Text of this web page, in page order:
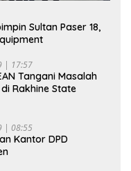
Sultan Paser 18,
| 17:57
Tangani Masalah
Rakhine State
| 08:55
Kantor DPD